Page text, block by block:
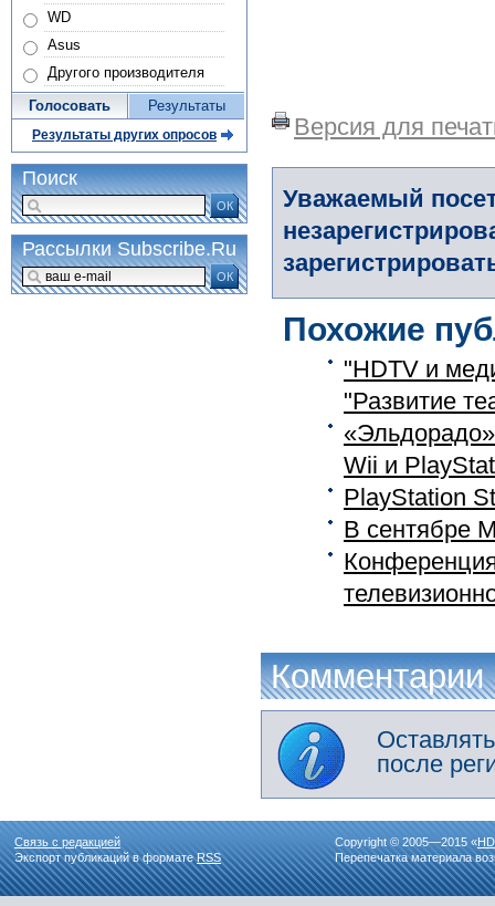
Версия для
Уважаемый
Похожие
"HDTV и
"Развитие
Wii и
PlayStation
В сентябре
Комментарии
после
WD
Asus
Другого производителя
Голосовать Результаты
Результаты других опросов
Поиск
ОК
Рассылки Subscribe.Ru
ОК
Связь с редакцией
Экспорт публикаций в форматеRSS
Copyright © 2005—2015 «
Перепечатка материала